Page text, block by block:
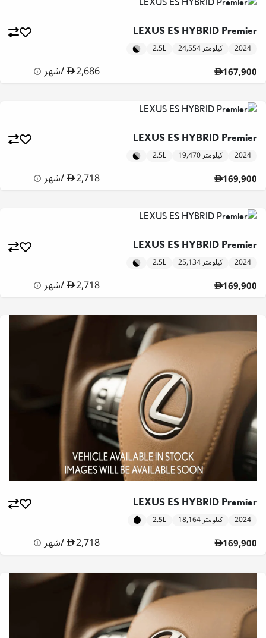
LEXUS ES HYBRID Premier
2024 24,554 كيلومتر 2.5L
167,900
2,686
/شهر
LEXUS ES HYBRID Premier
2024 19,470 كيلومتر 2.5L
169,900
2,718
/شهر
LEXUS ES HYBRID Premier
2024 25,134 كيلومتر 2.5L
169,900
2,718
/شهر
LEXUS ES HYBRID Premier
2024 18,164 كيلومتر 2.5L
169,900
2,718
/شهر